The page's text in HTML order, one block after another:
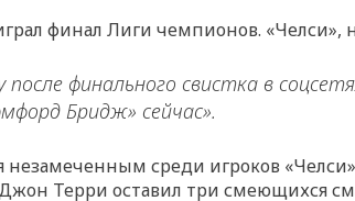
финал Лиги чемпионов.
после финального свистка в
Бридж» сейчас».
незамеченным среди игроков
Терри оставил три смеющихся